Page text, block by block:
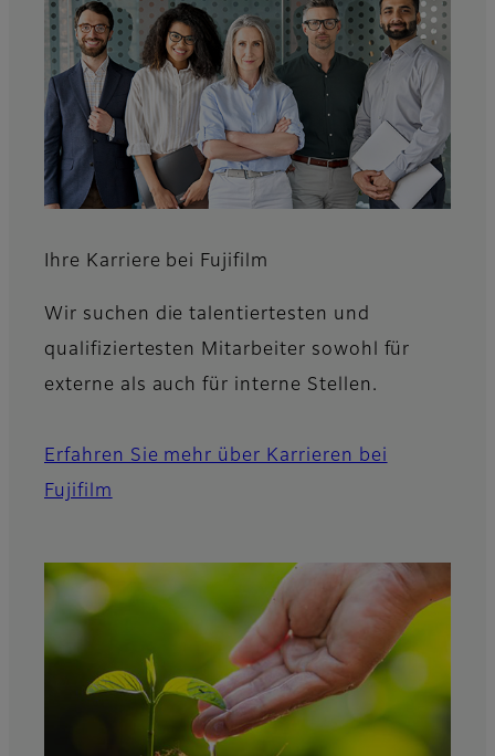
Ihre Karriere bei Fujifilm
Wir suchen die talentiertesten und
qualifiziertesten Mitarbeiter sowohl für
externe als auch für interne Stellen.
Erfahren Sie mehr über Karrieren bei
Fujifilm